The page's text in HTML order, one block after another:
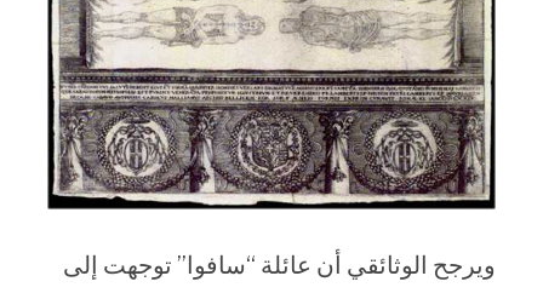
ويرجح الوثائقي أن عائلة “سافوا” توجهت إلى